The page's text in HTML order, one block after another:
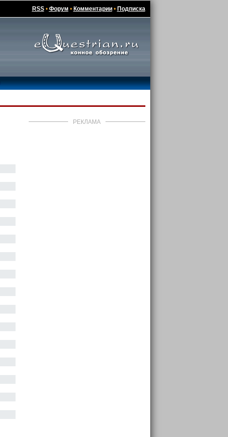
RSS• Форум • Комментарии• Подписка
РЕКЛАМА